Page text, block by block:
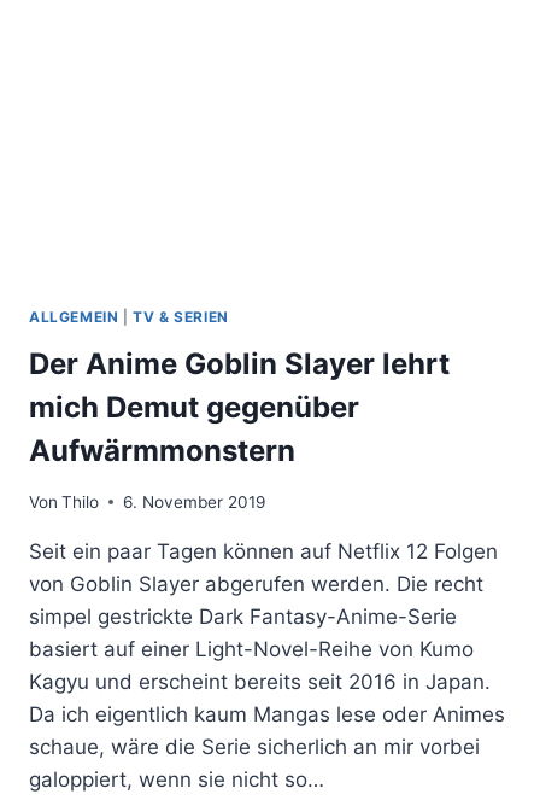
ALLGEMEIN |TV & SERIEN
Der Anime Goblin Slayer lehrt
mich Demut gegenüber
Aufwärmmonstern
Von Thilo 6. November 2019
Seit ein paar Tagen können auf Netflix 12 Folgen
von Goblin Slayer abgerufen werden. Die recht
simpel gestrickte Dark Fantasy-Anime-Serie
basiert auf einer Light-Novel-Reihe von Kumo
Kagyu und erscheint bereits seit 2016 in Japan.
Da ich eigentlich kaum Mangas lese oder Animes
schaue, wäre die Serie sicherlich an mir vorbei
galoppiert, wenn sie nicht so…